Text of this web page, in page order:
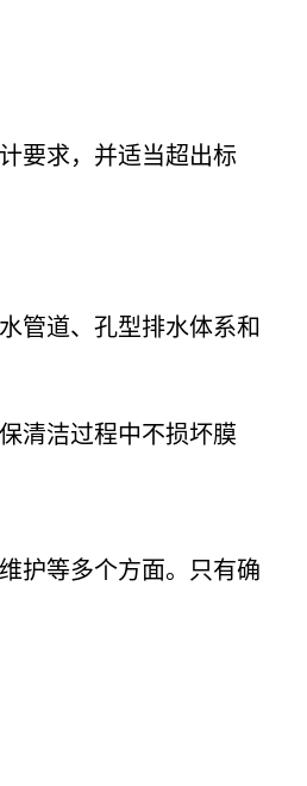
要求，并适当超出标
管道、孔型排水体系和
清洁过程中不损坏膜
护等多个方面。只有确